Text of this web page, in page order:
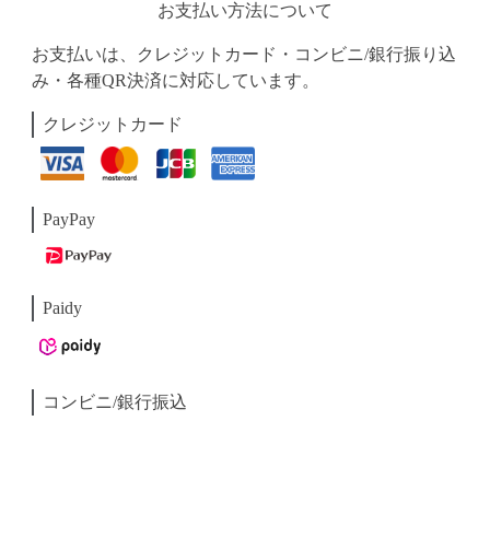
お支払い方法について
お支払いは、クレジットカード・コンビニ/銀行振り込
み・各種QR決済に対応しています。
クレジットカード
PayPay
Paidy
コンビニ/銀行振込